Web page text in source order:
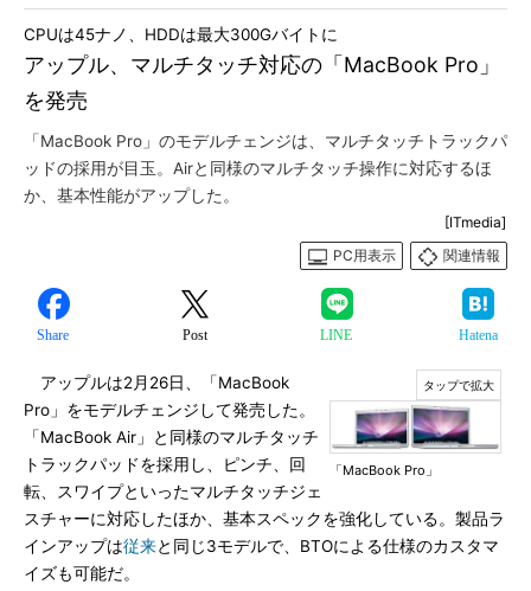
アップル、マルチタッチ対応の「MacBook Pro」
を発売
CPUは45ナノ、HDDは最大300Gバイトに
「MacBook Pro」のモデルチェンジは、マルチタッチトラックパ
ッドの採用が目玉。Airと同様のマルチタッチ操作に対応するほ
か、基本性能がアップした。
[ITmedia]
PC用表示
関連情報
Share Post LINE Hatena
「MacBook Pro」
アップルは2月26日、「MacBook
Pro」をモデルチェンジして発売した。
「MacBook Air」と同様のマルチタッチ
トラックパッドを採用し、ピンチ、回
転、スワイプといったマルチタッチジェ
スチャーに対応したほか、基本スペックを強化している。製品ラ
インアップは従来と同じ3モデルで、BTOによる仕様のカスタマ
イズも可能だ。